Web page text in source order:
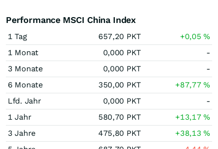
Performance MSCI China Index
1 Tag 657,20 PKT +0,05%
1 Monat
0,000 PKT
-
3 Monate
0,000 PKT
-
6 Monate
350,00 PKT +87,77%
Lfd. Jahr
0,000 PKT
-
1 Jahr
580,70 PKT +13,17%
3 Jahre
475,80 PKT +38,13%